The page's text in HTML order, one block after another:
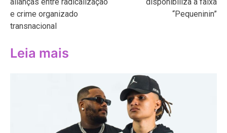
Post
alianças entre radicalização
e crime organizado
transnacional
disponibiliza a faixa
“Pequeninin”
Leia mais